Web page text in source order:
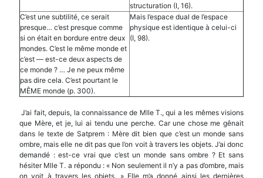
structuration (I, 16).
C’est une subtilité, ce serait
presque… c’est presque comme
si on était en bordure entre deux
mondes. C’est le même monde et
c’est — est-ce deux aspects de
ce monde ? … Je ne peux même
pas dire cela. C’est pourtant le
MÊME monde (p. 300).
Mais l’espace dual de l’espace
physique est identique à celui-ci
(I, 98).
J’ai fait, depuis, la connaissance de Mlle T., qui a les mêmes visions
que Mère, et je, lui ai tendu une perche. Car une chose me gênait
dans le texte de Satprem : Mère dit bien que c’est un monde sans
ombre, mais elle ne dit pas que l’on voit à travers les objets. J’ai donc
demandé : est-ce vrai que c’est un monde sans ombre ? Et sans
hésiter Mlle T. a répondu : « Non seulement il n’y a pas d’ombre, mais
on voit à travers les objets. » Elle m’a donné ainsi les dernières